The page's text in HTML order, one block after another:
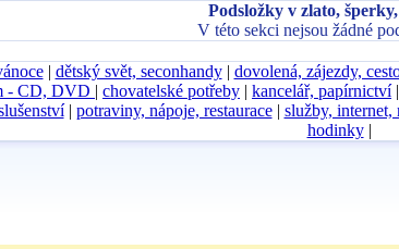
Podsložky v zlato,
V této sekci nejsou žádné
| dětský svět, seconhandy| dovolená, zájezdy,
- CD, DVD | chovatelské potřeby | kancelář, papírnictví|
| potraviny, nápoje, restaurace| služby, internet,
hodinky|